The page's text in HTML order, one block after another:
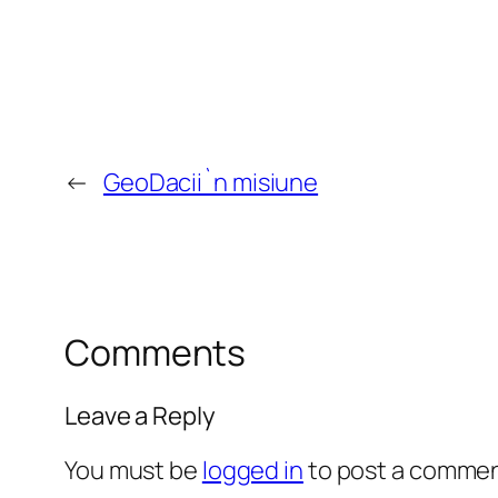
← GeoDacii`n misiune
Comments
Leave a Reply
You must be logged into post a